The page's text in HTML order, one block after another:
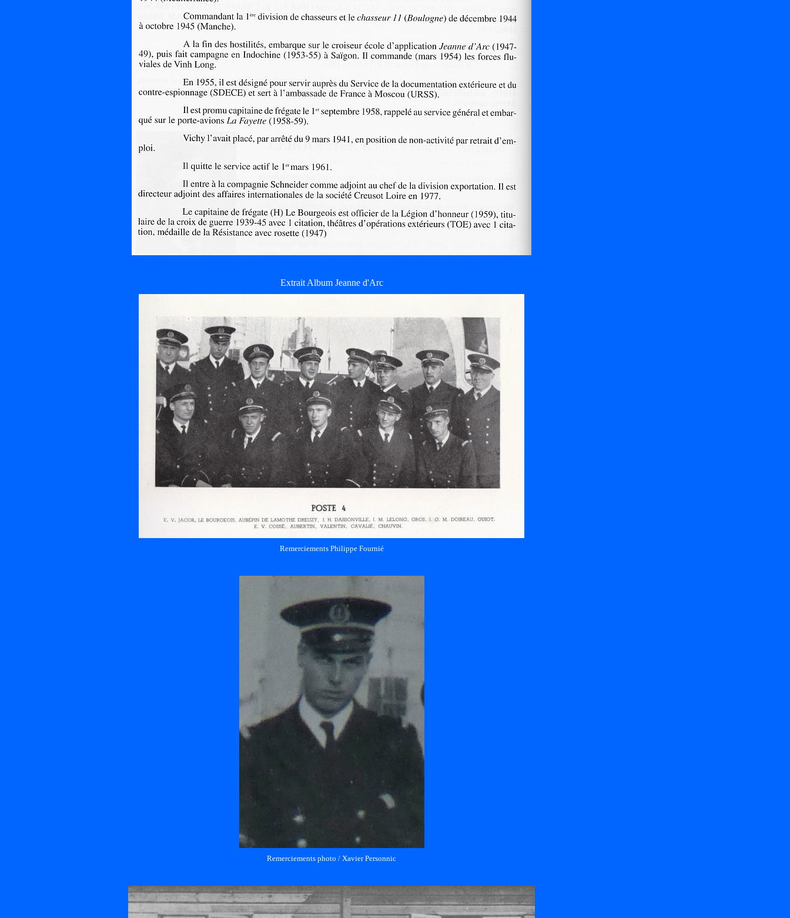
Extrait Album Jeanne d'Arc
Remerciements Philippe Fournié
Remerciements photo / Xavier Personnic